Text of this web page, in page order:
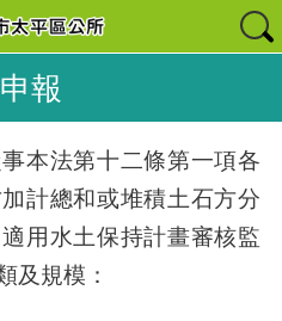
報
本法第十二條第一項各
計總和或堆積土石方分
用水土保持計畫審核監
及規模：